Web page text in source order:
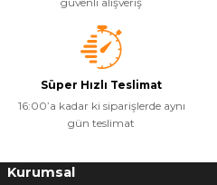
Süper Hızlı Teslimat
16:00’a kadar ki siparişlerde aynı
gün teslimat
Kurumsal